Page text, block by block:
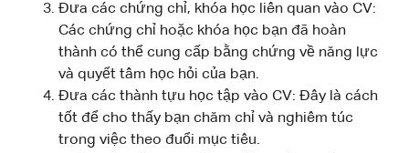
Đưa các chứng chỉ, khóa học liên quan vào CV:
Các chứng chỉ hoặc khóa học bạn đã hoàn
thành có thể cung cấp bằng chứng về năng lực
và quyết tâm học hỏi của bạn.
Đưa các thành tựu học tập vào CV: Đây là cách
tốt để cho thấy bạn chăm chỉ và nghiêm túc
trong việc theo đuổi mục tiêu.